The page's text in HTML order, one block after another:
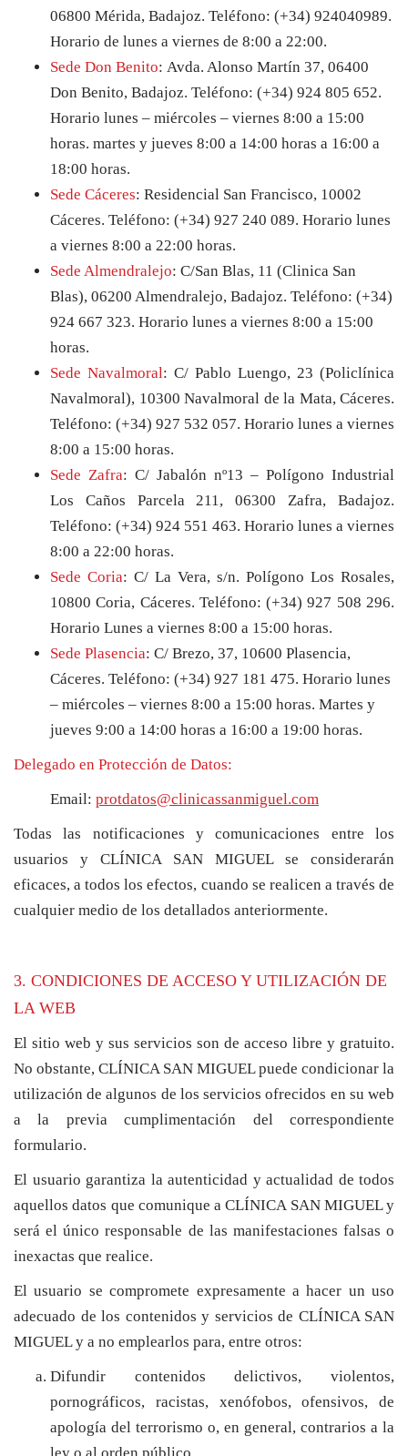
06800 Mérida, Badajoz. Teléfono: (+34) 924040989.
Horario de lunes a viernes de 8:00 a 22:00.
Sede Don Benito: Avda. Alonso Martín 37, 06400
Don Benito, Badajoz. Teléfono: (+34) 924 805 652.
Horario lunes – miércoles – viernes 8:00 a 15:00
horas. martes y jueves 8:00 a 14:00 horas a 16:00 a
18:00 horas.
Sede Cáceres: Residencial San Francisco, 10002
Cáceres. Teléfono: (+34) 927 240 089. Horario lunes
a viernes 8:00 a 22:00 horas.
Sede Almendralejo: C/San Blas, 11 (Clinica San
Blas), 06200 Almendralejo, Badajoz. Teléfono: (+34)
924 667 323. Horario lunes a viernes 8:00 a 15:00
horas.
Sede Navalmoral: C/ Pablo Luengo, 23 (Policlínica
Navalmoral), 10300 Navalmoral de la Mata, Cáceres.
Teléfono: (+34) 927 532 057. Horario lunes a viernes
8:00 a 15:00 horas.
Sede Zafra: C/ Jabalón nº13 – Polígono Industrial
Los Caños Parcela 211, 06300 Zafra, Badajoz.
Teléfono: (+34) 924 551 463. Horario lunes a viernes
8:00 a 22:00 horas.
Sede Coria: C/ La Vera, s/n. Polígono Los Rosales,
10800 Coria, Cáceres. Teléfono: (+34) 927 508 296.
Horario Lunes a viernes 8:00 a 15:00 horas.
Sede Plasencia: C/ Brezo, 37, 10600 Plasencia,
Cáceres. Teléfono: (+34) 927 181 475. Horario lunes
– miércoles – viernes 8:00 a 15:00 horas. Martes y
jueves 9:00 a 14:00 horas a 16:00 a 19:00 horas.
Delegado en Protección de Datos:
Email: protdatos@clinicassanmiguel.com
Todas las notificaciones y comunicaciones entre los
usuarios y CLÍNICA SAN MIGUEL se considerarán
eficaces, a todos los efectos, cuando se realicen a través de
cualquier medio de los detallados anteriormente.
3. CONDICIONES DE ACCESO Y UTILIZACIÓN DE
LA WEB
El sitio web y sus servicios son de acceso libre y gratuito.
No obstante, CLÍNICA SAN MIGUEL puede condicionar la
utilización de algunos de los servicios ofrecidos en su web
a la previa cumplimentación del correspondiente
formulario.
El usuario garantiza la autenticidad y actualidad de todos
aquellos datos que comunique a CLÍNICA SAN MIGUEL y
será el único responsable de las manifestaciones falsas o
inexactas que realice.
El usuario se compromete expresamente a hacer un uso
adecuado de los contenidos y servicios de CLÍNICA SAN
MIGUEL y a no emplearlos para, entre otros:
Difundir contenidos delictivos, violentos,
pornográficos, racistas, xenófobos, ofensivos, de
apología del terrorismo o, en general, contrarios a la
ley o al orden público.